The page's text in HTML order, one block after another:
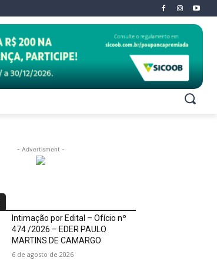
- Advertisment -
Intimação por Edital – Ofício nº
474 /2026 – EDER PAULO
MARTINS DE CAMARGO
6 de agosto de 2026